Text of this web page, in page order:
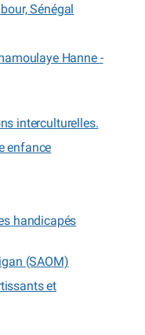
Sénégal
Hanne -
interculturelles.
enfance
handicapés
(SAOM)
et